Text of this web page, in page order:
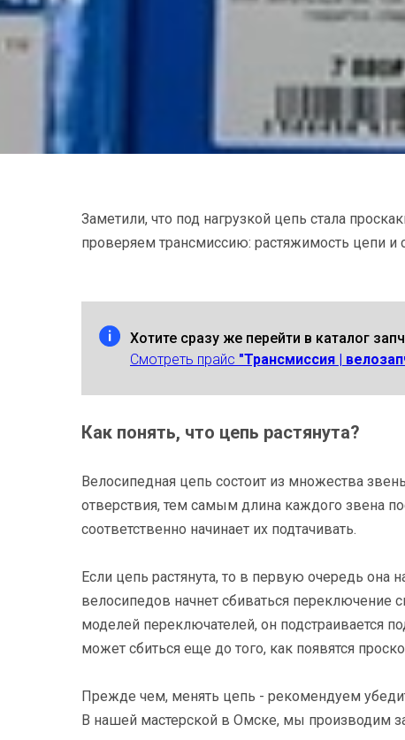
Заметили, что под нагрузкой цепь стала
проверяем трансмиссию: растяжимость цепи и
Хотите сразу же перейти в каталог
Смотреть прайс "Трансмиссия |
Как понять, что цепь растянута?
Велосипедная цепь состоит из множества
отверствия, тем самым длина каждого звена
соответственно начинает их подтачивать.
Если цепь растянута, то в первую очередь она
велосипедов начнет сбиваться переключение
моделей переключателей, он подстраивается
может сбиться еще до того, как появятся
Прежде чем, менять цепь - рекомендуем
В нашей мастерской в Омске, мы производим